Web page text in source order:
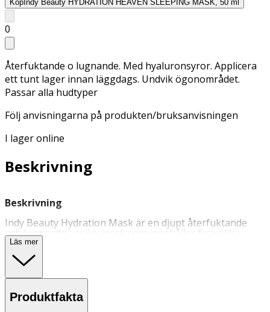
KöpIndy Beauty HYDRATION HEAVEN SLEEPING MASK, 50 ml
0
Återfuktande o lugnande. Med hyaluronsyror. Applicera
ett tunt lager innan läggdags. Undvik ögonområdet.
Passar alla hudtyper
Följ anvisningarna på produkten/bruksanvisningen
I lager online
Beskrivning
Beskrivning
Indy Beauty Hydration Mask är en djupt återfuktande
och lugnandeansiktsmask som innehåller fyra olika
hyaluronsyror, hudförbättrande peptider och betaglukan
från havre som tillsammans reducerar fina linjer och torr
hud. Squalane, vitamin E och vitt te stödjer och stärker
hudbarriären samt ger en mjuk hudkänsla. Följ
anvisningarna på produkten/bruksanvisningen.
Användning
Läs mer
Produktfakta